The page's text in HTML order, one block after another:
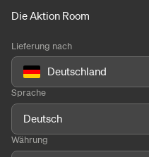
Die Aktion Room
Lieferung nach
Deutschland
Sprache
Deutsch
Währung